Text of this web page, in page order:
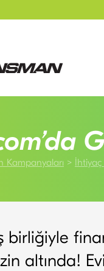
Kampanyaları İhtiyaç
birliğiyle
altında!